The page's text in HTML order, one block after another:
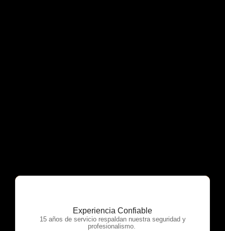
Experiencia Confiable
15 años de servicio respaldan nuestra seguridad y
profesionalismo.
OTP Servicios